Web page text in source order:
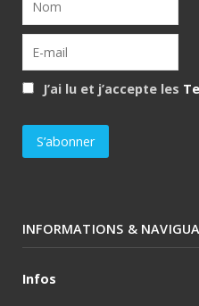
J’ai lu et j’accepte les
INFORMATIONS &
Infos